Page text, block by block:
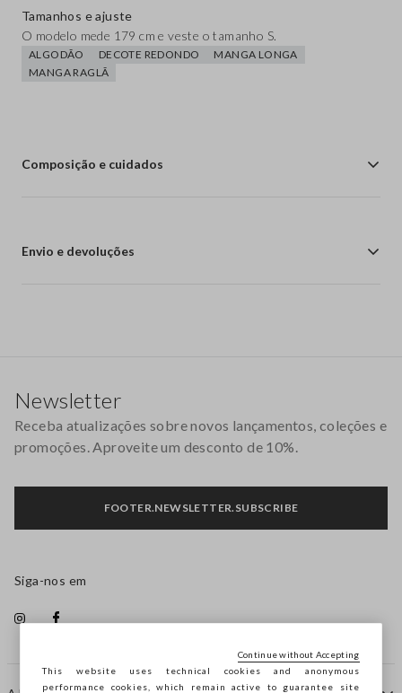
Tamanhos e ajuste
O modelo mede 179 cm e veste o tamanho S.
ALGODÃO DECOTE REDONDO
MANGA LONGA
MANGA RAGLÃ
Composição e cuidados
Envio e devoluções
Newsletter
Receba atualizações sobre novos lançamentos, coleções e
promoções. Aproveite um desconto de 10%.
FOOTER.NEWSLETTER.SUBSCRIBE
Siga-nos em
This website uses technical cookies and anonymous
performance cookies, which remain active to guarantee site
Continue without Accepting